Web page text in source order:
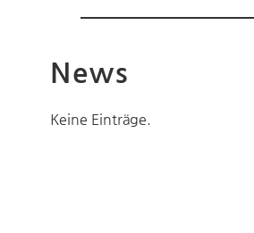
News
Keine Einträge.